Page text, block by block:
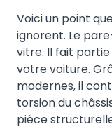
Voici un point
ignorent. Le
vitre. Il fait
votre voiture.
modernes, il
torsion du
pièce